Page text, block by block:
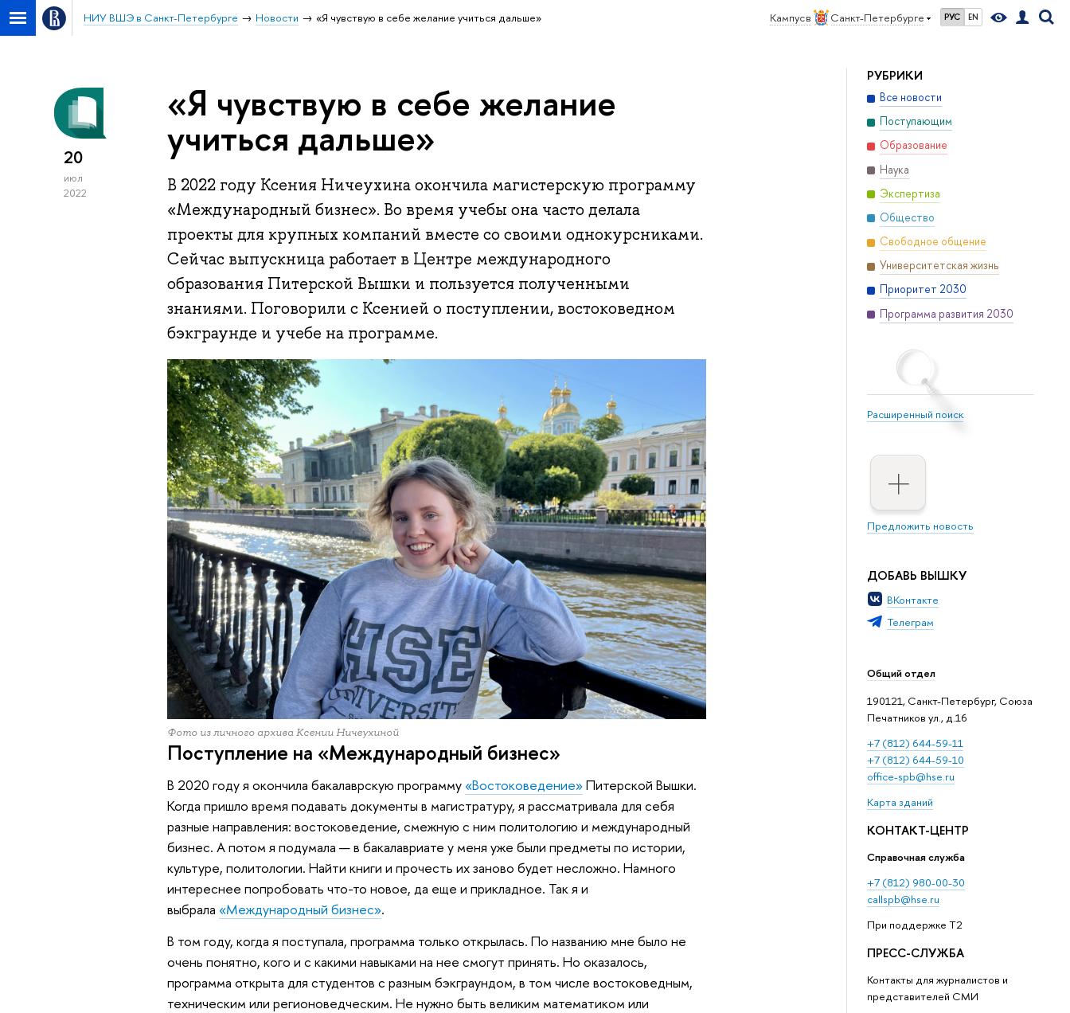
Кампус в Санкт-Петербурге РУС EN
НИУ ВШЭ в Санкт-Петербурге Новости «Я чувствую в себе желание учиться дальше»
РУБРИКИ
Все новости
Поступающим
Образование
Наука
Экспертиза
Общество
Свободное общение
Университетская жизнь
Приоритет 2030
Программа развития 2030
Расширенный поиск
Предложить новость
ДОБАВЬ ВЫШКУ
ВКонтакте
Телеграм
Общий отдел
190121, Санкт-Петербург, Союза
Печатников ул., д.16
+7 (812) 644-59-11
+7 (812) 644-59-10
office-spb@hse.ru
Карта зданий
КОНТАКТ-ЦЕНТР
Справочная служба
+7 (812) 980-00-30
callspb@hse.ru
При поддержке T2
ПРЕСС-СЛУЖБА
Контакты для журналистов и
представителей СМИ
20
июл
2022
«Я чувствую в себе желание
учиться дальше»
В 2022 году Ксения Ничеухина окончила магистерскую программу
«Международный бизнес». Во время учебы она часто делала
проекты для крупных компаний вместе со своими однокурсниками.
Сейчас выпускница работает в Центре международного
образования Питерской Вышки и пользуется полученными
знаниями. Поговорили с Ксенией о поступлении, востоковедном
бэкграунде и учебе на программе.
Фото из личного архива Ксении Ничеухиной
Поступление на «Международный бизнес»
В 2020 году я окончила бакалаврскую программу «Востоковедение»Питерской Вышки.
Когда пришло время подавать документы в магистратуру, я рассматривала для себя
разные направления: востоковедение, смежную с ним политологию и международный
бизнес. А потом я подумала — в бакалавриате у меня уже были предметы по истории,
культуре, политологии. Найти книги и прочесть их заново будет несложно. Намного
интереснее попробовать что-то новое, да еще и прикладное. Так я и
выбрала «Международный бизнес».
В том году, когда я поступала, программа только открылась. По названию мне было не
очень понятно, кого и с какими навыками на нее смогут принять. Но оказалось,
программа открыта для студентов с разным бэкграундом, в том числе востоковедным,
техническим или регионоведческим. Не нужно быть великим математиком или